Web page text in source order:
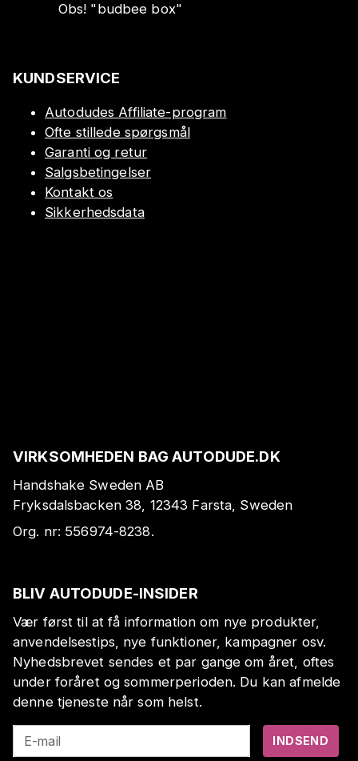
Obs! "budbee box"
KUNDSERVICE
Autodudes Affiliate-program
Ofte stillede spørgsmål
Garanti og retur
Salgsbetingelser
Kontakt os
Sikkerhedsdata
VIRKSOMHEDEN BAG AUTODUDE.DK
Handshake Sweden AB
Fryksdalsbacken 38, 12343 Farsta, Sweden
Org. nr: 556974-8238.
BLIV AUTODUDE-INSIDER
Vær først til at få information om nye produkter,
anvendelsestips, nye funktioner, kampagner osv.
Nyhedsbrevet sendes et par gange om året, oftes
under foråret og sommerperioden. Du kan afmelde
denne tjeneste når som helst.
E-mail INDSEND